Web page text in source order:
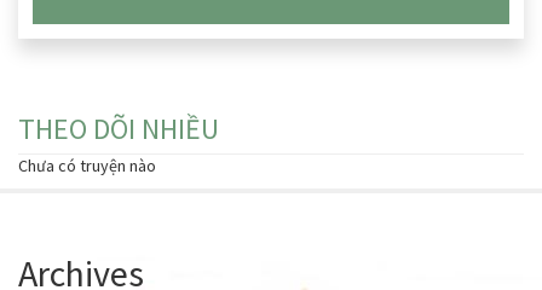
THEO DÕI NHIỀU
Chưa có truyện nào
Archives